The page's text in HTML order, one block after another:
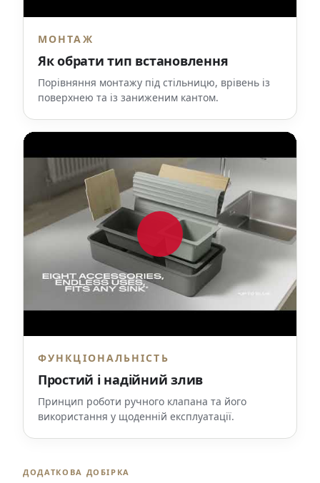
МОНТАЖ
Як обрати тип встановлення
Порівняння монтажу під стільницю, врівень із
поверхнею та із заниженим кантом.
ФУНКЦІОНАЛЬНІСТЬ
Простий і надійний злив
Принцип роботи ручного клапана та його
використання у щоденній експлуатації.
ДОДАТКОВА ДОБІРКА